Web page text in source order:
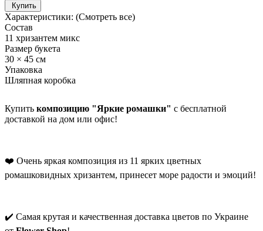
Купить
Характеристики: (Смотреть все)
Состав
11 хризантем микс
Размер букета
30 × 45 см
Упаковка
Шляпная коробка
Купить композицию "Яркие ромашки" с бесплатной
доставкой на дом или офис!
❤️ Очень яркая композиция из 11 ярких цветных
ромашковидных хризантем, принесет море радости и эмоций!
✔️ Самая крутая и качественная доставка цветов по Украине